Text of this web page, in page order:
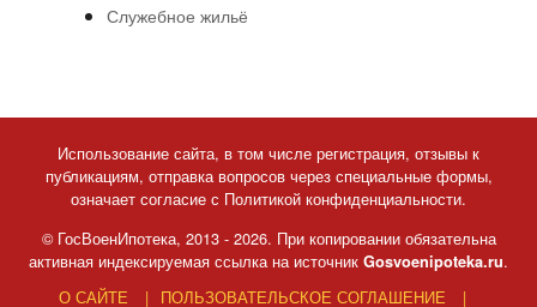
Служебное жильё
Использование сайта, в том числе регистрация, отзывы к
публикациям, отправка вопросов через специальные формы,
означает согласие с Политикой конфиденциальности.
© ГосВоенИпотека, 2013 - 2026. При копировании обязательна
активная индексируемая ссылка на источник Gosvoenipoteka.ru.
О САЙТЕ
ПОЛЬЗОВАТЕЛЬСКОЕ СОГЛАШЕНИЕ